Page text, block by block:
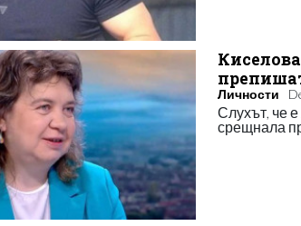
Личности
Слухът, че
срещнала